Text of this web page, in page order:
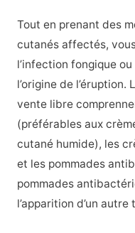
Tout en prenant des
cutanés affectés,
l’infection fongique
l’origine de
vente libre
(préférables aux
cutané humide), les
et les pommades
pommades
l’apparition d’un autre